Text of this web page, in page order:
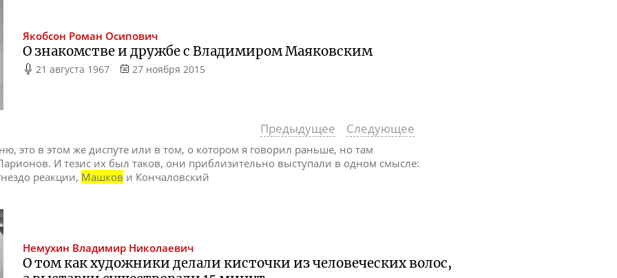
Якобсон Роман Осипович
О знакомстве и дружбе с Владимиром Маяковским
21 августа 1967 27 ноября 2015
Предыдущее Следующее
это в этом же диспуте или в том, о котором я говорил раньше, но там
И тезис их был таков, они приблизительно выступали в одном смысле:
реакции, Машков и Кончаловский
Немухин Владимир Николаевич
О том как художники делали кисточки из человеческих волос,